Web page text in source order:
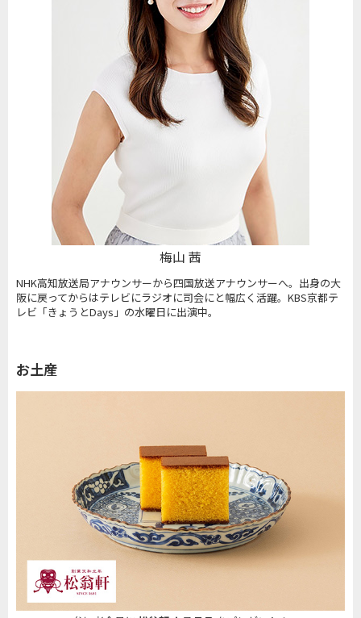
梅山 茜
NHK高知放送局アナウンサーから四国放送アナウンサーへ。出身の大
阪に戻ってからはテレビにラジオに司会にと幅広く活躍。KBS京都テ
レビ「きょうとDays」の水曜日に出演中。
お土産